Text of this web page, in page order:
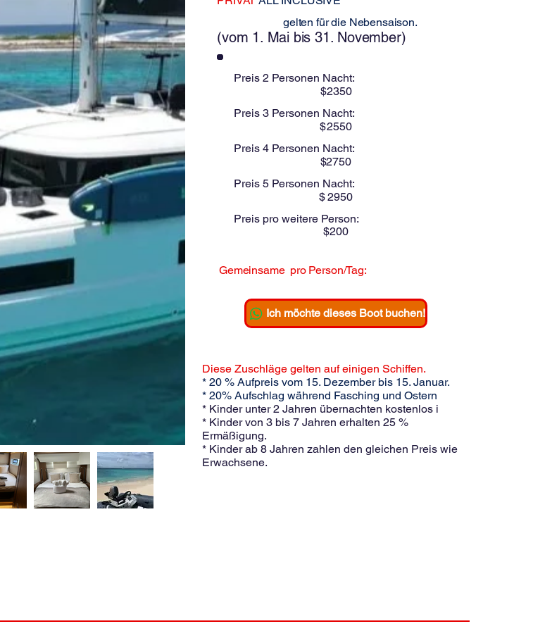
Diese Preisegelten für die Nebensaison.
(vom 1. Mai bis 31. November)
Preis 2 Personen Nacht:
$2350
Preis 3 Personen Nacht:
$2550
Preis 4 Personen Nacht:
$2750
Preis 5 Personen Nacht:
$2950
Preis pro weitere Person:
$200
Gemeinsame pro Person/Tag:
Ich möchte dieses Boot buchen!
Diese Zuschläge gelten auf einigen Schiffen.
* 20 % Aufpreis vom 15. Dezember bis 15. Januar.
* 20% Aufschlag während Fasching und Ostern
* Kinder unter 2 Jahren übernachten kostenlos i
* Kinder von 3 bis 7 Jahren erhalten 25 %
Ermäßigung.
* Kinder ab 8 Jahren zahlen den gleichen Preis wie
Erwachsene.